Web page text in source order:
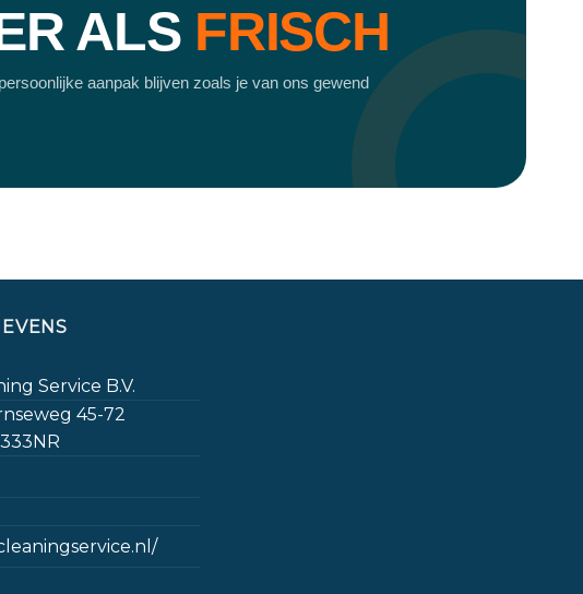
ALS FRISCH
aanpak blijven zoals je van ons gewend
Service B.V.
45-72